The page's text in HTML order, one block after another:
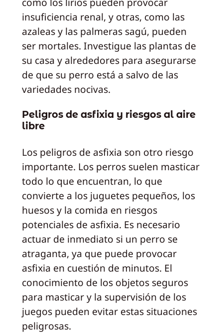
insuficiencia renal, y otras, como las
azaleas y las palmeras sagú, pueden
ser mortales. Investigue las plantas de
su casa y alrededores para asegurarse
de que su perro está a salvo de las
variedades nocivas.
Peligros de asfixia y riesgos al aire
libre
Los peligros de asfixia son otro riesgo
importante. Los perros suelen masticar
todo lo que encuentran, lo que
convierte a los juguetes pequeños, los
huesos y la comida en riesgos
potenciales de asfixia. Es necesario
actuar de inmediato si un perro se
atraganta, ya que puede provocar
asfixia en cuestión de minutos. El
conocimiento de los objetos seguros
para masticar y la supervisión de los
juegos pueden evitar estas situaciones
peligrosas.